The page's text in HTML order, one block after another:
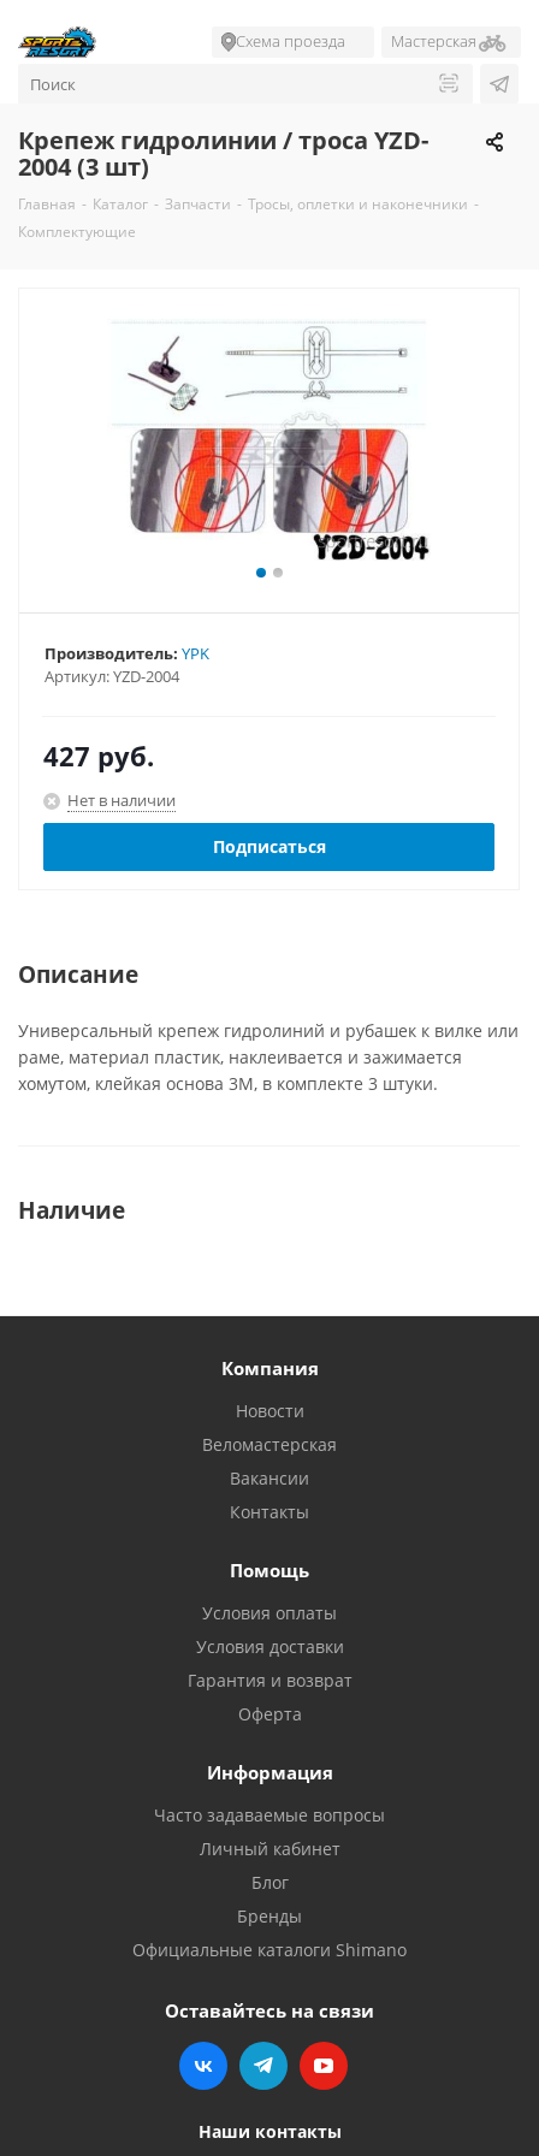
Схема проезда Мастерская
Крепеж гидролинии / троса YZD-
2004 (3 шт)
Главная - Каталог - Запчасти - Тросы, оплетки и наконечники -
Комплектующие
Артикул:YZD-2004
Производитель: YPK
427 руб.
Нет в наличии
Подписаться
Описание
Универсальный крепеж гидролиний и рубашек к вилке или
раме, материал пластик, наклеивается и зажимается
хомутом, клейкая основа 3M, в комплекте 3 штуки.
Наличие
Компания
Новости
Веломастерская
Вакансии
Контакты
Помощь
Условия оплаты
Условия доставки
Гарантия и возврат
Оферта
Информация
Часто задаваемые вопросы
Личный кабинет
Блог
Бренды
Официальные каталоги Shimano
Оставайтесь на связи
Наши контакты